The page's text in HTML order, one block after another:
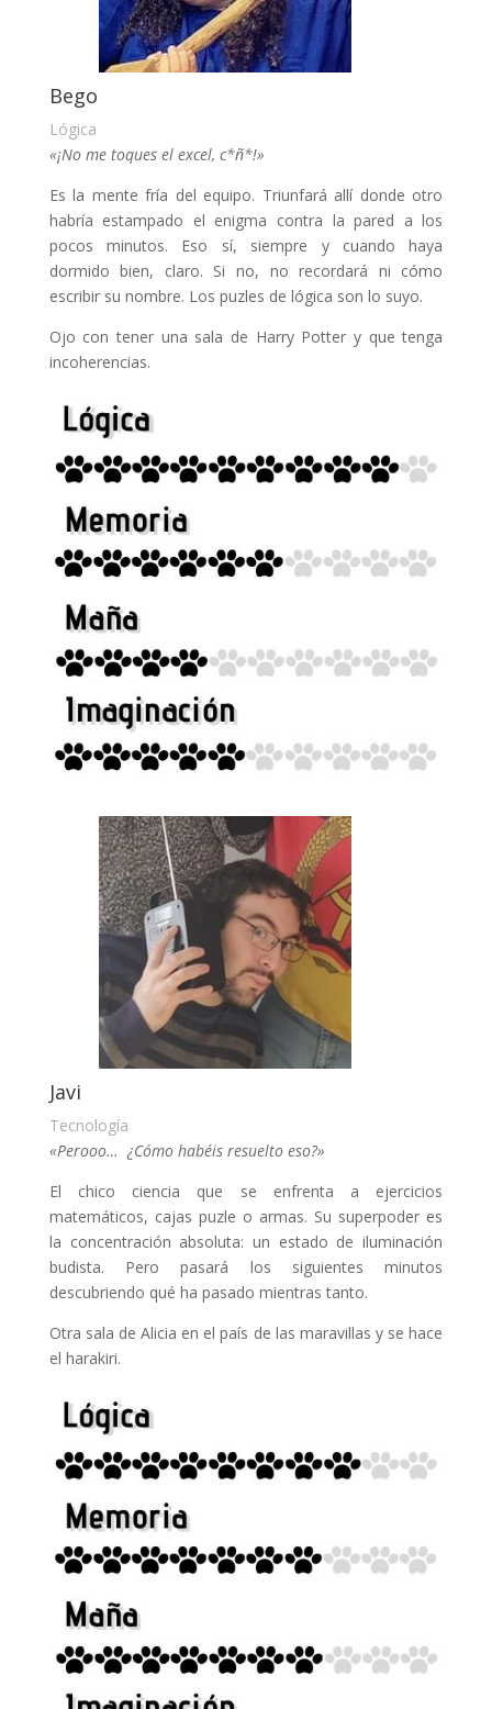
Bego
Lógica
«¡No me toques el excel, c*ñ*!»
Es la mente fría del equipo. Triunfará allí donde otro
habría estampado el enigma contra la pared a los
pocos minutos. Eso sí, siempre y cuando haya
dormido bien, claro. Si no, no recordará ni cómo
escribir su nombre. Los puzles de lógica son lo suyo.
Ojo con tener una sala de Harry Potter y que tenga
incoherencias.
Javi
Tecnología
«Perooo… ¿Cómo habéis resuelto eso?»
El chico ciencia que se enfrenta a ejercicios
matemáticos, cajas puzle o armas. Su superpoder es
la concentración absoluta: un estado de iluminación
budista. Pero pasará los siguientes minutos
descubriendo qué ha pasado mientras tanto.
Otra sala de Alicia en el país de las maravillas y se hace
el harakiri.